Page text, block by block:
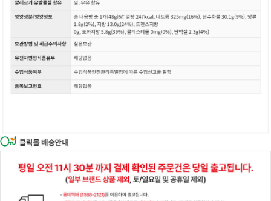
이코 라이프 하